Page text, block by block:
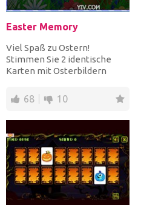
Easter Memory
Viel Spaß zu Ostern!
Stimmen Sie 2 identische
Karten mit Osterbildern
Sp...
68 10